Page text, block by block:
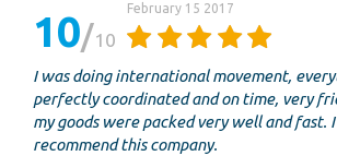
10 10
February 15 2017
I was doing international movement,
perfectly coordinated and on time, very
my goods were packed very well and fast.
recommend this company.